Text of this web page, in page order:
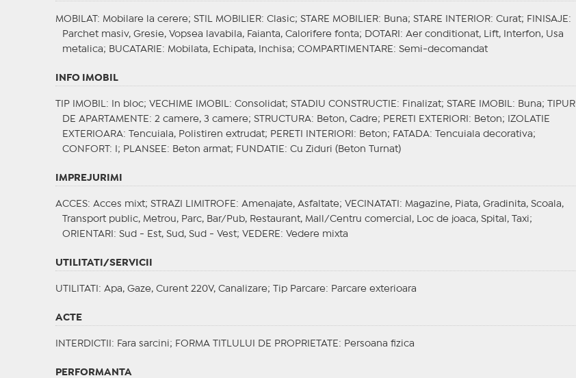
MOBILAT : Mobilare la cerere; STIL MOBILIER: Clasic; STARE MOBILIER: Buna; STARE INTERIOR: Curat; FINISAJE :
Parchet masiv, Gresie, Vopsea lavabila, Faianta, Calorifere fonta;
DOTARI : Aer conditionat, Lift, Interfon, Usa
metalica; BUCATARIE : Mobilata, Echipata, Inchisa; COMPARTIMENTARE : Semi-decomandat
INFO IMOBIL
TIP IMOBIL : In bloc; VECHIME IMOBIL : Consolidat; STADIU CONSTRUCTIE : Finalizat; STARE IMOBIL : Buna;
TIPURI
DE APARTAMENTE : 2 camere, 3 camere; STRUCTURA: Beton, Cadre; PERETI EXTERIORI : Beton;
IZOLATIE
EXTERIOARA: Tencuiala, Polistiren extrudat; PERETI INTERIORI : Beton; FATADA: Tencuiala decorativa;
CONFORT
: I; PLANSEE : Beton armat; FUNDATIE : Cu Ziduri (Beton Turnat)
IMPREJURIMI
ACCES: Acces mixt; STRAZI LIMITROFE : Amenajate, Asfaltate; VECINATATI
: Magazine, Piata, Gradinita, Scoala,
Transport public, Metrou, Parc, Bar/Pub, Restaurant, Mall/Centru comercial, Loc de joaca, Spital, Taxi;
ORIENTARI : Sud - Est, Sud, Sud - Vest; VEDERE : Vedere mixta
UTILITATI/SERVICII
UTILITATI : Apa, Gaze, Curent 220V, Canalizare; Tip Parcare: Parcare exterioara
ACTE
INTERDICTII : Fara sarcini; FORMA TITLULUI DE PROPRIETATE : Persoana fizica
PERFORMANTA